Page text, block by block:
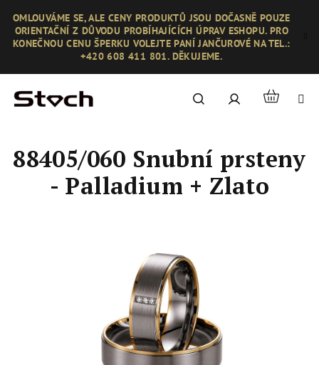
obsah
OMLOUVÁME SE, ALE CENY PRODUKTŮ JSOU DOČASNĚ POUZE
ORIENTAČNÍ Z DŮVODU PROBÍHAJÍCÍCH ÚPRAV ESHOPU. PRO
KONEČNOU CENU ŠPERKU VOLEJTE PANÍ JANČUROVÉ NA TEL.:
+420 608 411 801. DĚKUJEME.
Hledat PřihlášeníNákupní
88405/060 Snubní prsteny
- Palladium + Zlato